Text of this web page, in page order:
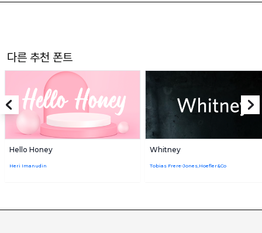
다른 추천 폰트
Hello Honey
Heri Imanudin
Whitney
Tobias Frere-Jones,Hoefler&Co